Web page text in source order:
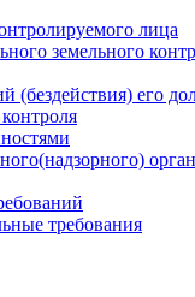
лица
земельного
(бездействия) его
требования